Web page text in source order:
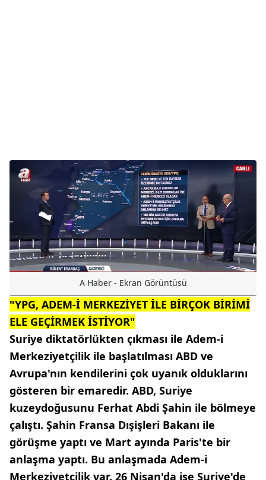
A Haber - Ekran Görüntüsü
"YPG, ADEM-İ MERKEZİYET İLE BİRÇOK BİRİMİ
ELE GEÇİRMEK İSTİYOR"
Suriye diktatörlükten çıkması ile Adem-i
Merkeziyetçilik ile başlatılması ABD ve
Avrupa'nın kendilerini çok uyanık olduklarını
gösteren bir emaredir. ABD, Suriye
kuzeydoğusunu Ferhat Abdi Şahin ile bölmeye
çalıştı. Şahin Fransa Dışişleri Bakanı ile
görüşme yaptı ve Mart ayında Paris'te bir
anlaşma yaptı. Bu anlaşmada Adem-i
Merkeziyetçilik var. 26 Nisan'da ise Suriye'de